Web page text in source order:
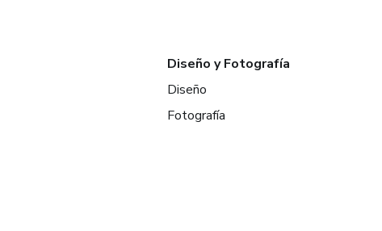
Diseño y Fotografía
Diseño
Fotografía